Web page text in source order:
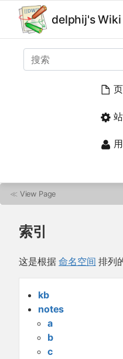
delphij's
≪ View Page
索引
这是根据命名空间 排列
kb
notes
a
b
c